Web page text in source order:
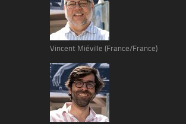
Vincent Miéville (France/France)